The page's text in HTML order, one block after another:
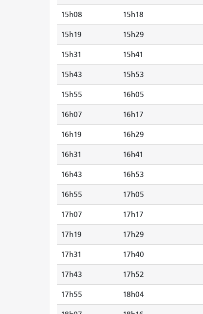
15h08 15h18
15h19 15h29
15h31 15h41
15h43 15h53
15h55 16h05
16h07 16h17
16h19 16h29
16h31 16h41
16h43 16h53
16h55 17h05
17h07 17h17
17h19 17h29
17h31 17h40
17h43 17h52
17h55 18h04